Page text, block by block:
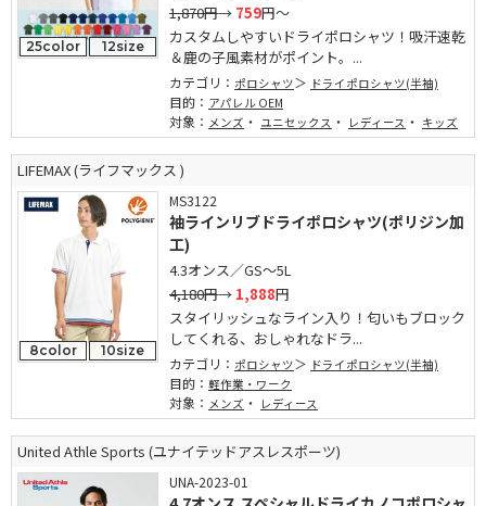
25color 12size
1,870円→ 759円～
カスタムしやすいドライポロシャツ！吸汗速乾
＆鹿の子風素材がポイント。...
カテゴリ： ポロシャツ ドライポロシャツ(半袖)
目的： アパレル OEM
対象： メンズ ・ ユニセックス ・ レディース ・ キッズ
LIFEMAX (ライフマックス )
8color 10size
MS3122
袖ラインリブドライポロシャツ(ポリジン加
工)
4.3オンス／GS～5L
4,180円→ 1,888円
スタイリッシュなライン入り！匂いもブロック
してくれる、おしゃれなドラ...
カテゴリ： ポロシャツ ドライポロシャツ(半袖)
目的： 軽作業・ワーク
対象： メンズ ・ レディース
United Athle Sports (ユナイテッドアスレスポーツ)
UNA-2023-01